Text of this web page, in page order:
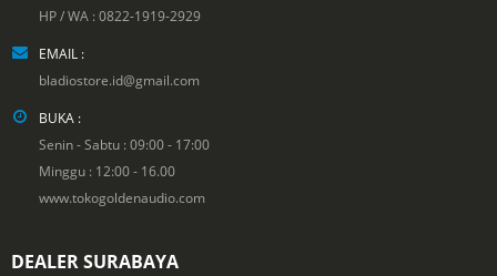
HP / WA : 0822-1919-2929
EMAIL :
bladiostore.id@gmail.com
BUKA :
Senin - Sabtu : 09:00 - 17:00
Minggu : 12:00 - 16.00
www.tokogoldenaudio.com
DEALER SURABAYA